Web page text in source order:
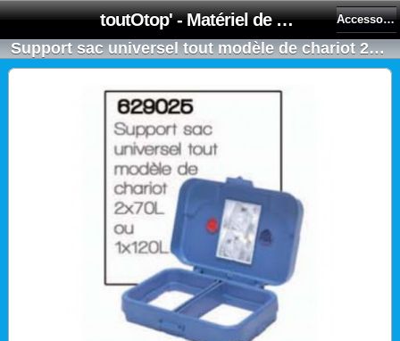
toutOtop' - Matériel de nettoyage, produit d'entretien, lubrifiant pour professionnel et particulier Accessoires communs
Support sac universel tout modèle de chariot 2x70L ou 1x120L - NUMATIC